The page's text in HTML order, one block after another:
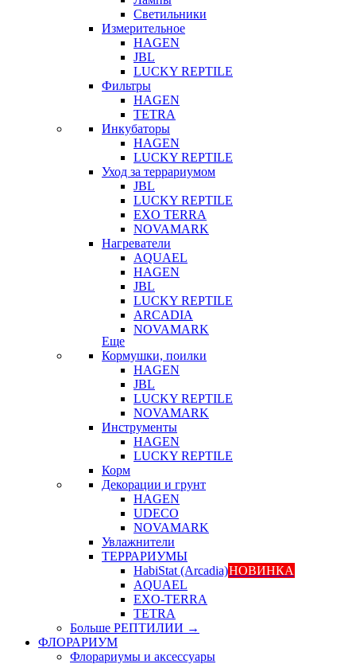
Светильники
Измерительное
HAGEN
JBL
LUCKY REPTILE
Фильтры
HAGEN
TETRA
Инкубаторы
HAGEN
LUCKY REPTILE
Уход за террариумом
JBL
LUCKY REPTILE
EXO TERRA
NOVAMARK
Нагреватели
AQUAEL
HAGEN
JBL
LUCKY REPTILE
ARCADIA
NOVAMARK
Еще
Кормушки, поилки
HAGEN
JBL
LUCKY REPTILE
NOVAMARK
Инструменты
HAGEN
LUCKY REPTILE
Корм
Декорации и грунт
HAGEN
UDECO
NOVAMARK
Увлажнители
ТЕРРАРИУМЫ
HabiStat (Arcadia)НОВИНКА
AQUAEL
EXO-TERRA
TETRA
Больше РЕПТИЛИИ →
ФЛОРАРИУМ
Флорариумы и аксессуары